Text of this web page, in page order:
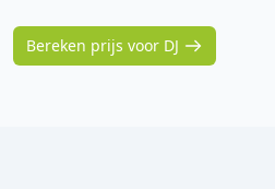
Bereken prijs voor DJ